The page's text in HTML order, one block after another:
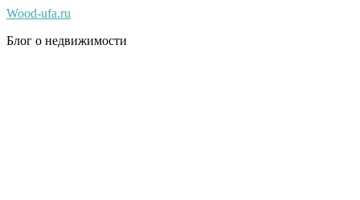
Wood-ufa.ru
Блог о недвижимости